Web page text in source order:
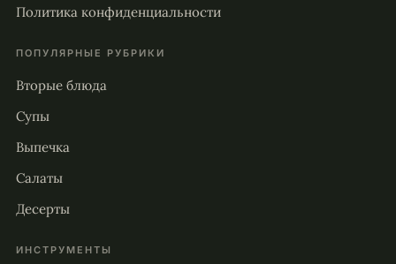
Политика конфиденциальности
ПОПУЛЯРНЫЕ РУБРИКИ
Вторые блюда
Супы
Выпечка
Салаты
Десерты
ИНСТРУМЕНТЫ